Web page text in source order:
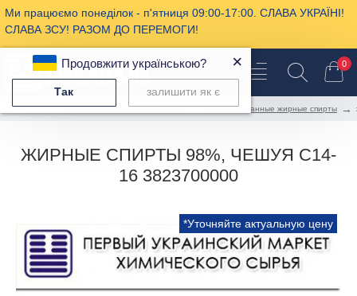
Ми працюємо понеділок - п'ятниця 09:00-17:00. СЛАВА УКРАЇНІ!
СЛАВА ЗСУ! РАЗОМ ДО ПЕРЕМОГИ!
0
Сырье для косметики и бытовой химии Этоксилированные жирные спирты
ЖИРНЫЕ СПИРТЫ 98%, ЧЕШУЯ С14-
16 3823700000
*Уточняйте актуальную цену
Продовжити українською? ×
Так залишити як є